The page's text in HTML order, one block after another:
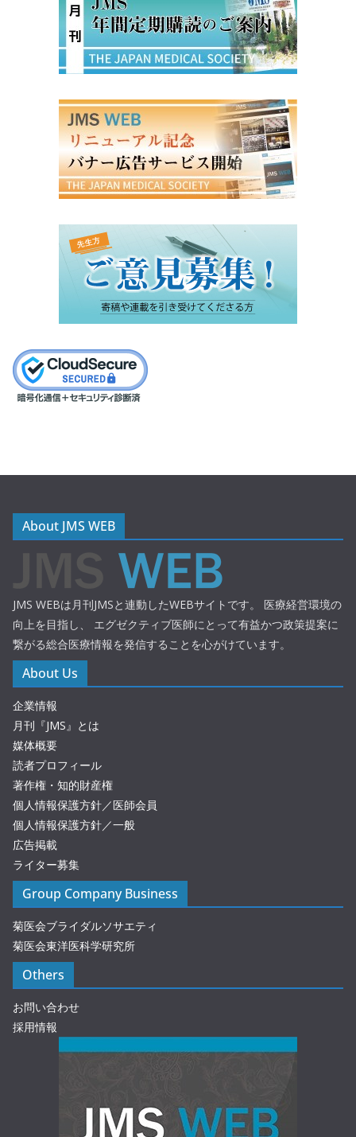
About JMS WEB
JMS WEBは月刊JMSと連動したWEBサイトです。 医療経営環境の
向上を目指し、 エグゼクティブ医師にとって有益かつ政策提案に
繋がる総合医療情報を発信することを心がけています。
About Us
企業情報
月刊『JMS』とは
媒体概要
読者プロフィール
著作権・知的財産権
個人情報保護方針／医師会員
個人情報保護方針／一般
広告掲載
ライター募集
Group Company Business
菊医会ブライダルソサエティ
菊医会東洋医科学研究所
Others
お問い合わせ
採用情報